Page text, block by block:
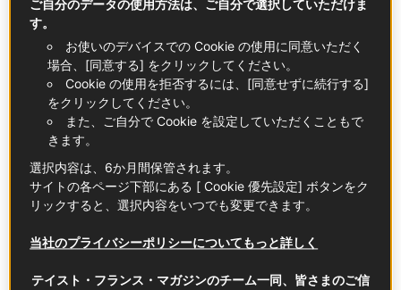
ラ香やより複雑な味わいのよりクラシックなカルヴァ
ドスを好みます。
ご自分のデータの使用方法は、ご自分で選択していただけま
す。
お使いのデバイスでの Cookie の使用に同意いただく
場合、[同意する] をクリックしてください。
Cookie の使用を拒否するには、[同意せずに続行する]
をクリックしてください。
また、ご自分で Cookie を設定していただくこともで
きます。
選択内容は、6か月間保管されます。
サイトの各ページ下部にある [ Cookie 優先設定] ボタンをク
リックすると、選択内容をいつでも変更できます。
当社のプライバシーポリシーについてもっと詳しく
テイスト・フランス・マガジンのチーム一同、皆さまのご信